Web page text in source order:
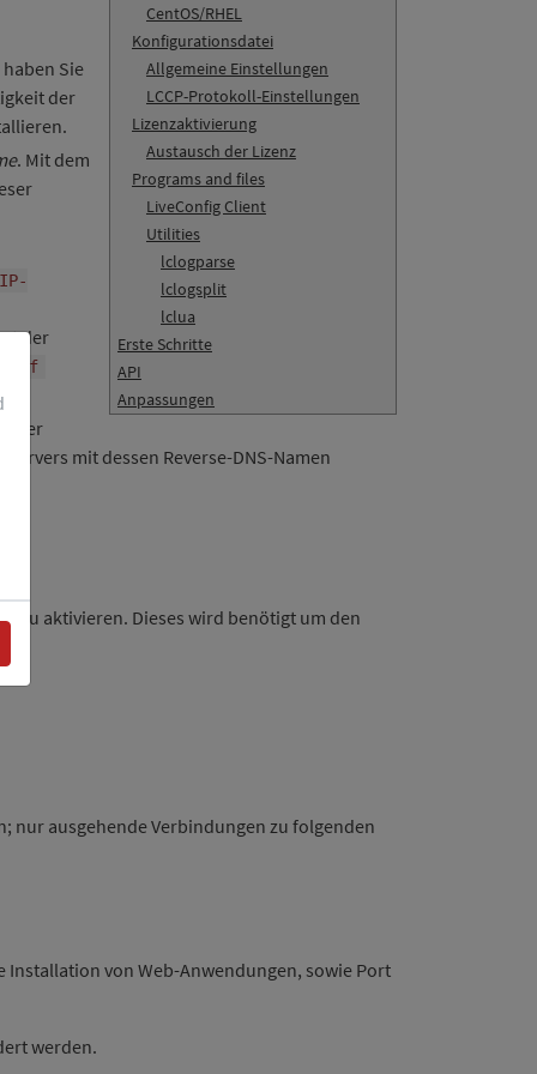
CentOS/RHEL
Konfigurationsdatei
Allgemeine Einstellungen
LCCP-Protokoll-Einstellungen
Lizenzaktivierung
Austausch der Lizenz
Programs and files
LiveConfig Client
Utilities
lclogparse
lclogsplit
lclua
Erste Schritte
API
Anpassungen
Sie
der
. Mit dem
der
-f
mit dessen Reverse-DNS-Namen
zu aktivieren. Dieses wird benötigt um den
nur ausgehende Verbindungen zu folgenden
Installation von Web-Anwendungen, sowie Port
werden.